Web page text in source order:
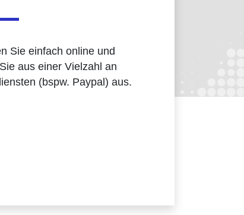
Sie einfach online und
aus einer Vielzahl an
(bspw. Paypal) aus.